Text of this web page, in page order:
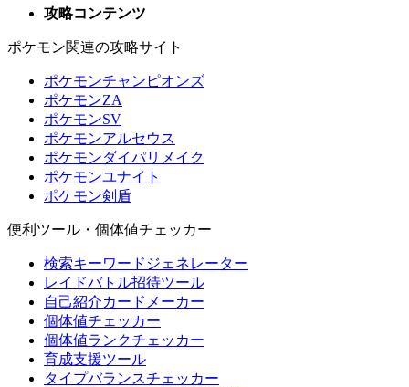
攻略コンテンツ
ポケモン関連の攻略サイト
ポケモンチャンピオンズ
ポケモンZA
ポケモンSV
ポケモンアルセウス
ポケモンダイパリメイク
ポケモンユナイト
ポケモン剣盾
便利ツール・個体値チェッカー
検索キーワードジェネレーター
レイドバトル招待ツール
自己紹介カードメーカー
個体値チェッカー
個体値ランクチェッカー
育成支援ツール
タイプバランスチェッカー